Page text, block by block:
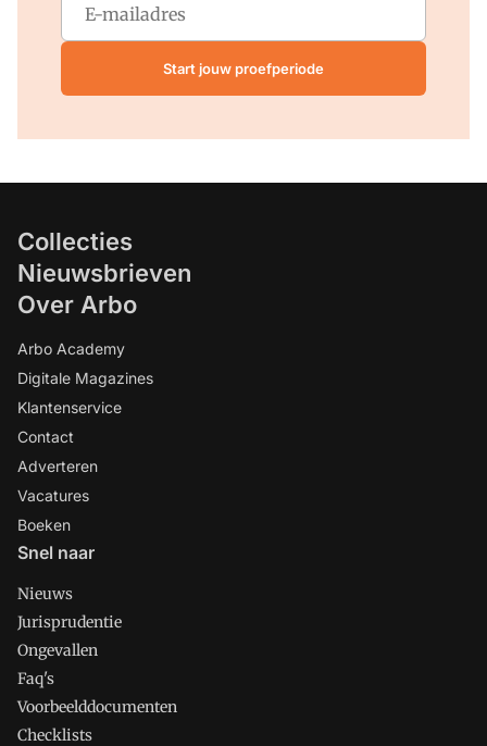
Start jouw proefperiode
Collecties
Nieuwsbrieven
Over Arbo
Arbo Academy
Digitale Magazines
Klantenservice
Contact
Adverteren
Vacatures
Boeken
Snel naar
Nieuws
Jurisprudentie
Ongevallen
Faq's
Voorbeelddocumenten
Checklists